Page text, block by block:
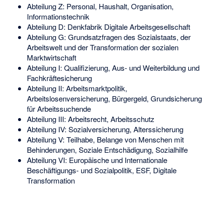
Abteilung Z: Personal, Haushalt, Organisation,
Informationstechnik
Abteilung D: Denkfabrik Digitale Arbeitsgesellschaft
Abteilung G: Grundsatzfragen des Sozialstaats, der
Arbeitswelt und der Transformation der sozialen
Marktwirtschaft
Abteilung I: Qualifizierung, Aus- und Weiterbildung und
Fachkräftesicherung
Abteilung II: Arbeitsmarktpolitik,
Arbeitslosenversicherung, Bürgergeld, Grundsicherung
für Arbeitssuchende
Abteilung III: Arbeitsrecht, Arbeitsschutz
Abteilung IV: Sozialversicherung, Alterssicherung
Abteilung V: Teilhabe, Belange von Menschen mit
Behinderungen, Soziale Entschädigung, Sozialhilfe
Abteilung VI: Europäische und Internationale
Beschäftigungs- und Sozialpolitik, ESF, Digitale
Transformation